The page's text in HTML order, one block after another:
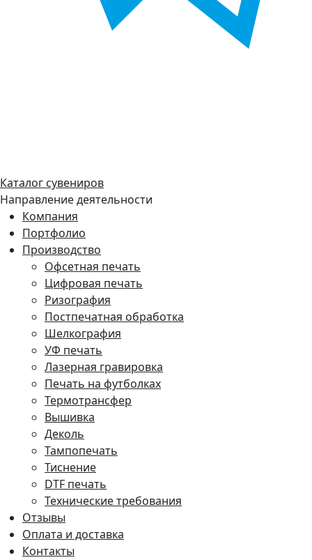
Каталог сувениров
Направление деятельности
Компания
Портфолио
Производство
Офсетная печать
Цифровая печать
Ризография
Постпечатная обработка
Шелкография
УФ печать
Лазерная гравировка
Печать на футболках
Термотрансфер
Вышивка
Деколь
Тампопечать
Тиснение
DTF печать
Технические требования
Отзывы
Оплата и доставка
Контакты